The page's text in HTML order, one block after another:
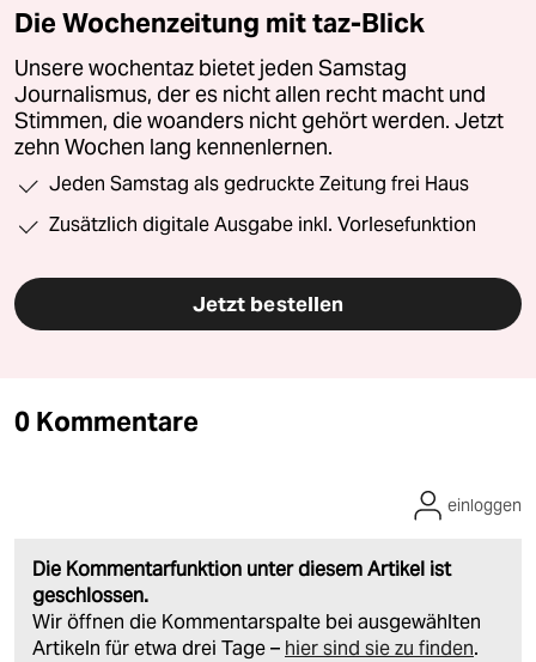
Die Wochenzeitung mit taz-Blick
Unsere wochentaz bietet jeden Samstag
Journalismus, der es nicht allen recht macht und
Stimmen, die woanders nicht gehört werden. Jetzt
zehn Wochen lang kennenlernen.
Jeden Samstag als gedruckte Zeitung frei Haus
Zusätzlich digitale Ausgabe inkl. Vorlesefunktion
Jetzt bestellen
0 Kommentare
Die Kommentarfunktion unter diesem Artikel ist
geschlossen.
Wir öffnen die Kommentarspalte bei ausgewählten
Artikeln für etwa drei Tage – hier sind sie zu finden.
einloggen